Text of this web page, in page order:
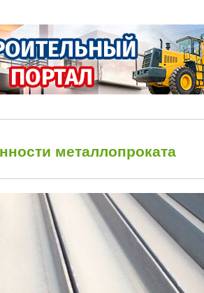
металлопроката